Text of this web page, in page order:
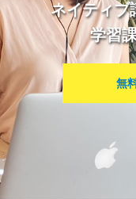
ネイティブ
学習
無